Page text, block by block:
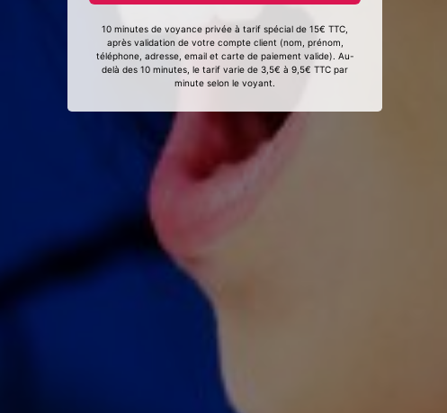
10 minutes de voyance privée à tarif spécial de 15€ TTC,
après validation de votre compte client (nom, prénom,
téléphone, adresse, email et carte de paiement valide). Au-
delà des 10 minutes, le tarif varie de 3,5€ à 9,5€ TTC par
minute selon le voyant.